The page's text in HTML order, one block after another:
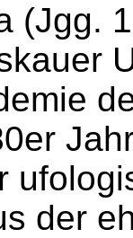
(Jgg.
der